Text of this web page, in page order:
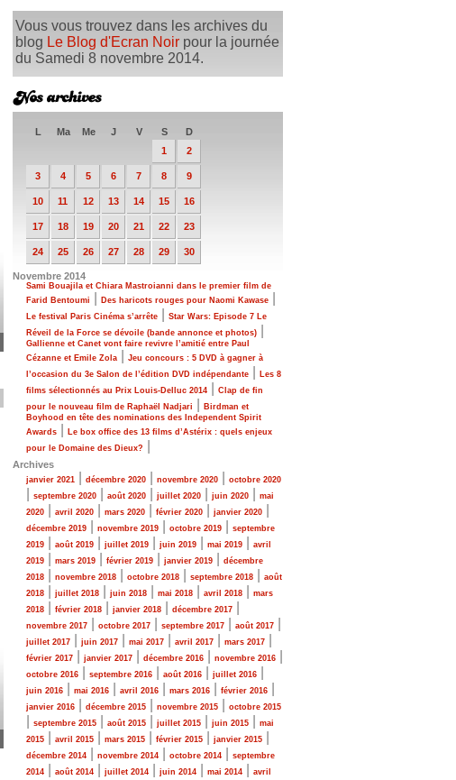
Vous vous trouvez dans les archives du
blog Le Blog d'Ecran Noir pour la journée
du Samedi 8 novembre 2014.
L Ma Me J V S
D
1
2
3 4 5 6 7 8 9
10 11 12 13 14 15 16
17 18 19 20 21 22 23
24 25 26 27 28 29 30
Novembre 2014
Sami Bouajila et Chiara Mastroianni dans le premier film de
Farid Bentoumi
Des haricots rouges pour Naomi Kawase
Le festival Paris Cinéma s’arrête
Star Wars: Episode 7 Le
Réveil de la Force se dévoile (bande annonce et photos)
Gallienne et Canet vont faire revivre l’amitié entre Paul
Cézanne et Emile Zola
Jeu concours : 5 DVD à gagner à
l’occasion du 3e Salon de l’édition DVD indépendante
Les 8
films sélectionnés au Prix Louis-Delluc 2014
Clap de fin
pour le nouveau film de Raphaël Nadjari
Birdman et
Boyhood en tête des nominations des Independent Spirit
Awards
Le box office des 13 films d’Astérix : quels enjeux
pour le Domaine des Dieux?
Archives
janvier 2021 décembre 2020 novembre 2020 octobre 2020
septembre 2020 août 2020 juillet 2020 juin 2020
mai
2020
avril 2020 mars 2020 février 2020 janvier 2020
décembre 2019 novembre 2019 octobre 2019
septembre
2019
août 2019 juillet 2019 juin 2019 mai 2019
avril
2019
mars 2019 février 2019 janvier 2019
décembre
2018
novembre 2018 octobre 2018 septembre 2018
août
2018
juillet 2018 juin 2018 mai 2018 avril 2018
mars
2018
février 2018 janvier 2018 décembre 2017
novembre 2017 octobre 2017 septembre 2017 août 2017
juillet 2017 juin 2017 mai 2017 avril 2017 mars 2017
février 2017 janvier 2017 décembre 2016 novembre 2016
octobre 2016 septembre 2016 août 2016 juillet 2016
juin 2016 mai 2016 avril 2016 mars 2016 février 2016
janvier 2016 décembre 2015 novembre 2015 octobre 2015
septembre 2015 août 2015 juillet 2015 juin 2015
mai
2015
avril 2015 mars 2015 février 2015 janvier 2015
décembre 2014 novembre 2014 octobre 2014
septembre
2014
août 2014 juillet 2014 juin 2014 mai 2014
avril